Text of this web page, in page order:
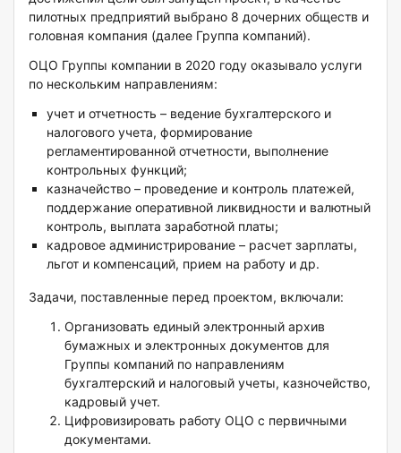
пилотных предприятий выбрано 8 дочерних обществ и
головная компания (далее Группа компаний).
ОЦО Группы компании в 2020 году оказывало услуги
по нескольким направлениям:
учет и отчетность – ведение бухгалтерского и
налогового учета, формирование
регламентированной отчетности, выполнение
контрольных функций;
казначейство – проведение и контроль платежей,
поддержание оперативной ликвидности и валютный
контроль, выплата заработной платы;
кадровое администрирование – расчет зарплаты,
льгот и компенсаций, прием на работу и др.
Задачи, поставленные перед проектом, включали:
Организовать единый электронный архив
бумажных и электронных документов для
Группы компаний по направлениям
бухгалтерский и налоговый учеты, казночейство,
кадровый учет.
Цифровизировать работу ОЦО с первичными
документами.